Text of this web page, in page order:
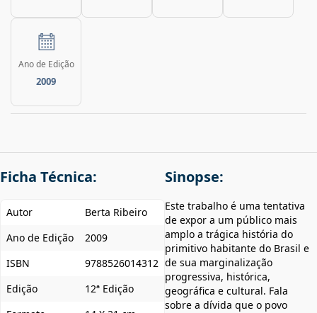
Ano de Edição
2009
Ficha Técnica:
Autor
Berta Ribeiro
Ano de Edição
2009
ISBN
9788526014312
Edição
12ª Edição
Sinopse:
Este trabalho é uma tentativa
de expor a um público mais
amplo a trágica história do
primitivo habitante do Brasil e
de sua marginalização
progressiva, histórica,
geográfica e cultural. Fala
sobre a dívida que o povo